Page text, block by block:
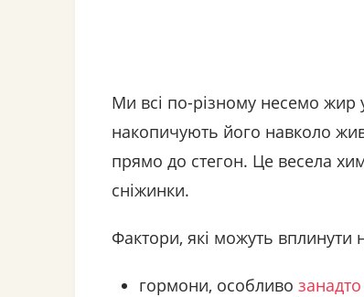
Ми всі по-різному несемо жир
накопичують його навколо
прямо до стегон. Це весела
сніжинки. ️
Фактори, які можуть
гормони, особливо